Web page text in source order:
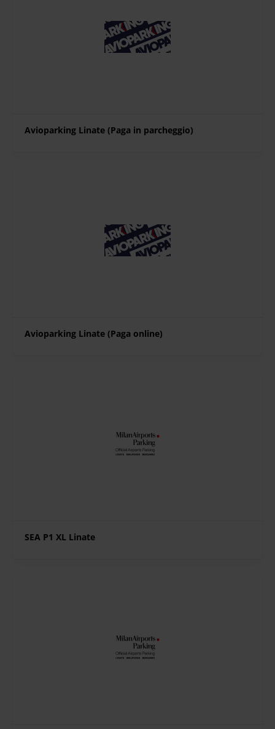
Avioparking Linate (Paga in parcheggio)
Avioparking Linate (Paga online)
SEA P1 XL Linate